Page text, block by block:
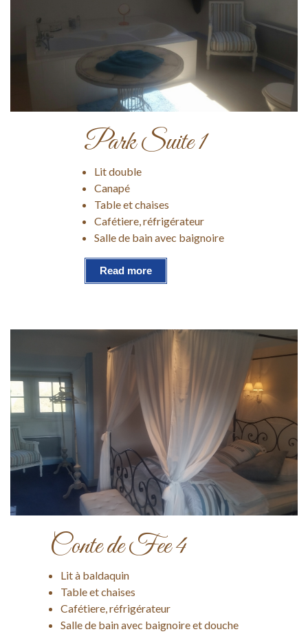
Park Suite 1
Lit double
Canapé
Table et chaises
Cafétiere, réfrigérateur
Salle de bain avec baignoire
Read more
Conte de Fee 4
Lit à baldaquin
Table et chaises
Cafétiere, réfrigérateur
Salle de bain avec baignoire et douche